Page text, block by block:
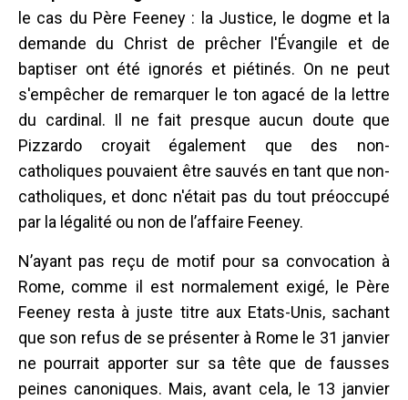
le cas du Père Feeney : la Justice, le dogme et la
demande du Christ de prêcher l'Évangile et de
baptiser ont été ignorés et piétinés. On ne peut
s'empêcher de remarquer le ton agacé de la lettre
du cardinal. Il ne fait presque aucun doute que
Pizzardo croyait également que des non-
catholiques pouvaient être sauvés en tant que non-
catholiques, et donc n'était pas du tout préoccupé
par la légalité ou non de l’affaire Feeney.
N’ayant pas reçu de motif pour sa convocation à
Rome, comme il est normalement exigé, le Père
Feeney resta à juste titre aux Etats-Unis, sachant
que son refus de se présenter à Rome le 31 janvier
ne pourrait apporter sur sa tête que de fausses
peines canoniques. Mais, avant cela, le 13 janvier